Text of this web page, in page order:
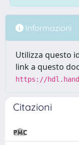
Informazioni
Utilizza questo
link a questo
https://
Citazioni